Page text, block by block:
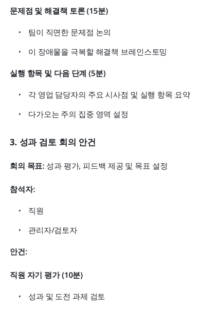
문제점 및 해결책 토론 (15분)
팀이 직면한 문제점 논의
이 장애물을 극복할 해결책 브레인스토밍
실행 항목 및 다음 단계 (5분)
각 영업 담당자의 주요 시사점 및 실행 항목 요약
다가오는 주의 집중 영역 설정
3. 성과 검토 회의 안건
회의 목표: 성과 평가, 피드백 제공 및 목표 설정
참석자:
직원
관리자/검토자
안건:
직원 자기 평가 (10분)
성과 및 도전 과제 검토